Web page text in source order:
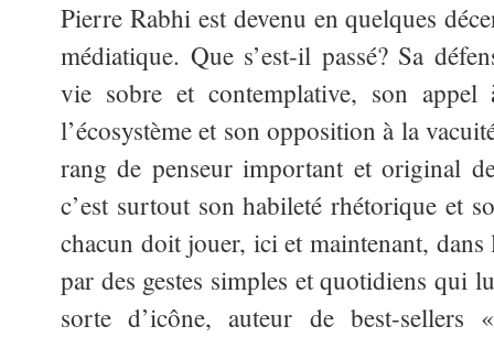
Pierre Rabhi est devenu en quelques
médiatique. Que s’est-il passé? Sa
vie sobre et contemplative, son
l’écosystème et son opposition à la
rang de penseur important et original
c’est surtout son habileté rhétorique et
chacun doit jouer, ici et maintenant,
par des gestes simples et quotidiens qui
sorte d’icône, auteur de best-sellers